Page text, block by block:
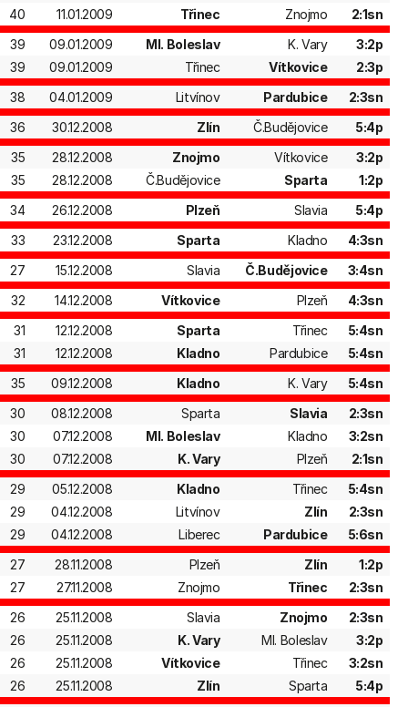
40
11.01.2009 Třinec Znojmo
2:1sn
39
09.01.2009 Ml. Boleslav K. Vary
3:2p
39
09.01.2009 Třinec Vítkovice
2:3p
38
04.01.2009 Litvínov Pardubice
2:3sn
36
30.12.2008 Zlín Č.Budějovice
5:4p
35
28.12.2008 Znojmo Vítkovice
3:2p
35
28.12.2008 Č.Budějovice Sparta
1:2p
34
26.12.2008 Plzeň Slavia
5:4p
33
23.12.2008 Sparta Kladno
4:3sn
27
15.12.2008 Slavia Č.Budějovice
3:4sn
32
14.12.2008 Vítkovice Plzeň
4:3sn
31
12.12.2008 Sparta Třinec
5:4sn
31
12.12.2008 Kladno Pardubice
5:4sn
35
09.12.2008 Kladno K. Vary
5:4sn
30
08.12.2008 Sparta Slavia
2:3sn
30
07.12.2008 Ml. Boleslav Kladno
3:2sn
30
07.12.2008 K. Vary Plzeň
2:1sn
29
05.12.2008 Kladno Třinec
5:4sn
29
04.12.2008 Litvínov Zlín
2:3sn
29
04.12.2008 Liberec Pardubice
5:6sn
27
28.11.2008 Plzeň Zlín
1:2p
27
27.11.2008 Znojmo Třinec
2:3sn
26
25.11.2008 Slavia Znojmo
2:3sn
26
25.11.2008 K. Vary Ml. Boleslav
3:2p
26
25.11.2008 Vítkovice Třinec
3:2sn
26
25.11.2008 Zlín Sparta
5:4p